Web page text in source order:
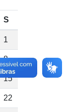
S
1
8
15
22